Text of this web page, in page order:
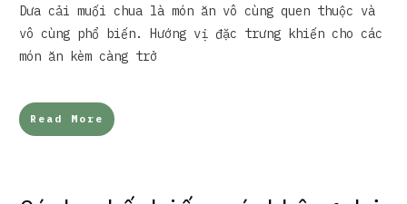
Dưa cải muối chua là món ăn vô cùng quen thuộc và
vô cùng phổ biến. Hướng vị đặc trưng khiến cho các
món ăn kèm càng trở
Read More